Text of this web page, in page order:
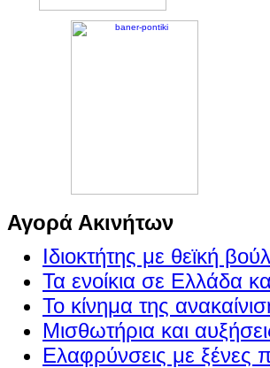
Αγορά Ακινήτων
Ιδιοκτήτης με θεϊκή
Τα ενοίκια σε Ελλάδα
Το κίνημα της
Μισθωτήρια και
Ελαφρύνσεις με ξένες